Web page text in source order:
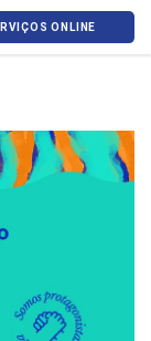
ONLINE